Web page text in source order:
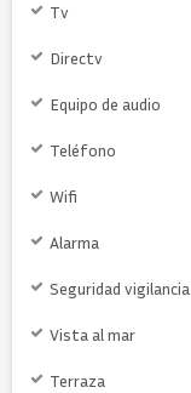
Tv
Directv
Equipo de audio
Teléfono
Wifi
Alarma
Seguridad vigilancia
Vista al mar
Terraza